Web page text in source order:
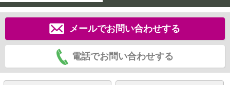
メールでお問い合わせする
電話でお問い合わせする